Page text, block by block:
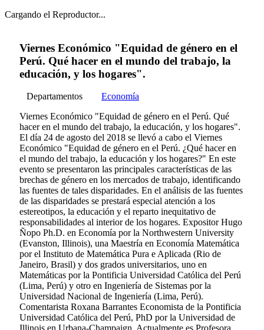
Cargando el Reproductor...
Viernes Económico "Equidad de género en el
Perú. Qué hacer en el mundo del trabajo, la
educación, y los hogares".
Departamentos
Economía
Viernes Económico "Equidad de género en el Perú. Qué
hacer en el mundo del trabajo, la educación, y los hogares".
El día 24 de agosto del 2018 se llevó a cabo el Viernes
Económico "Equidad de género en el Perú. ¿Qué hacer en
el mundo del trabajo, la educación y los hogares?" En este
evento se presentaron las principales características de las
brechas de género en los mercados de trabajo, identificando
las fuentes de tales disparidades. En el análisis de las fuentes
de las disparidades se prestará especial atención a los
estereotipos, la educación y el reparto inequitativo de
responsabilidades al interior de los hogares. Expositor Hugo
Ñopo Ph.D. en Economía por la Northwestern University
(Evanston, Illinois), una Maestría en Economía Matemática
por el Instituto de Matemática Pura e Aplicada (Rio de
Janeiro, Brasil) y dos grados universitarios, uno en
Matemáticas por la Pontificia Universidad Católica del Perú
(Lima, Perú) y otro en Ingeniería de Sistemas por la
Universidad Nacional de Ingeniería (Lima, Perú).
Comentarista Roxana Barrantes Economista de la Pontificia
Universidad Católica del Perú, PhD por la Universidad de